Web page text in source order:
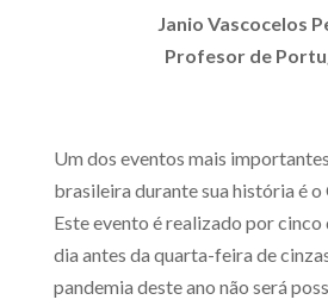
Janio Vascocelos
Profesor de
Um dos eventos mais
brasileira durante sua história é o
Este evento é realizado por cinco
dia antes da quarta-feira de
pandemia deste ano não será